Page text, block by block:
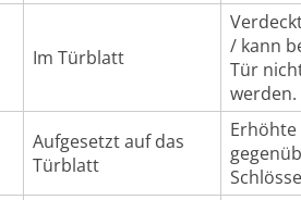
Im Türblatt
/ kann
Tür
werden.
Aufgesetzt auf das
Türblatt